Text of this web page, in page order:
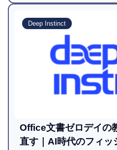
Deep Instinct
Office文書ゼロデイの
直す｜AI時代のフィッ